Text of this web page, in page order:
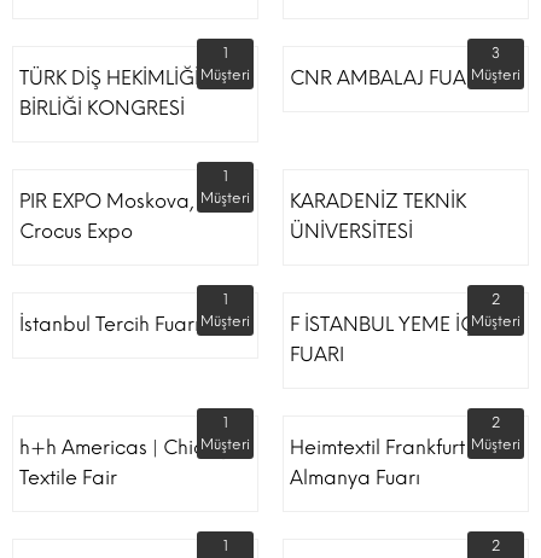
TÜRK DİŞ HEKİMLİĞİ
BİRLİĞİ KONGRESİ
1
Müşteri
CNR AMBALAJ FUARI
3
Müşteri
PIR EXPO Moskova,
Crocus Expo
1
Müşteri
KARADENİZ TEKNİK
ÜNİVERSİTESİ
İstanbul Tercih Fuarı
1
Müşteri
F İSTANBUL YEME İÇME
FUARI
2
Müşteri
h+h Americas | Chicago
Textile Fair
1
Müşteri
Heimtextil Frankfurt
Almanya Fuarı
2
Müşteri
1
2